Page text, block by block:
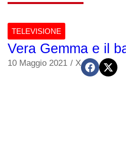
TELEVISIONE
Vera Gemma e il
10 Maggio 2021 / X